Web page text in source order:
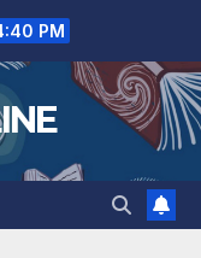
PM